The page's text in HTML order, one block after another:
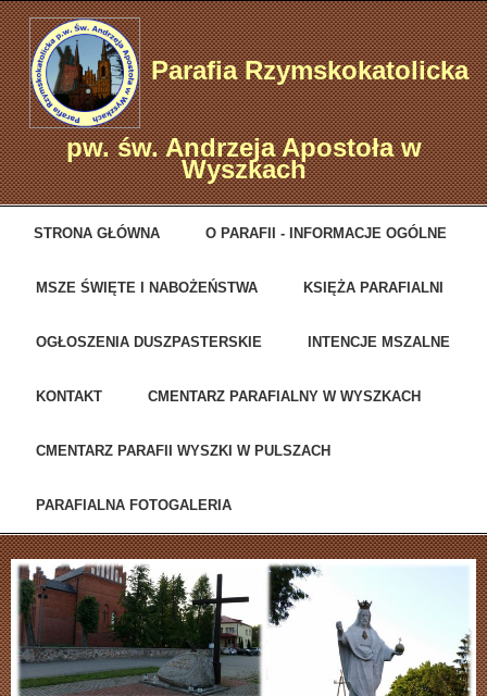
Parafia Rzymskokatolicka
pw. św. Andrzeja Apostoła w
Wyszkach
STRONA GŁÓWNA O PARAFII - INFORMACJE OGÓLNE
MSZE ŚWIĘTE I NABOŻEŃSTWA KSIĘŻA PARAFIALNI
OGŁOSZENIA DUSZPASTERSKIE INTENCJE MSZALNE
KONTAKT CMENTARZ PARAFIALNY W WYSZKACH
CMENTARZ PARAFII WYSZKI W PULSZACH
PARAFIALNA FOTOGALERIA